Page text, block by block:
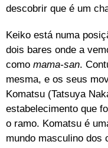
descobrir que é um
Keiko está numa
dois bares onde a
como mama-san.
mesma, e os seus
Komatsu (Tatsuya
estabelecimento que
o ramo. Komatsu é
mundo masculino dos